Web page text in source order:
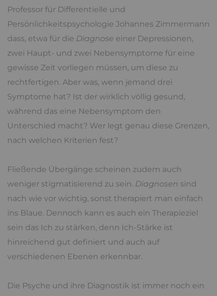
Professor für Differentielle und
Persönlichkeitspsychologie Johannes Zimmermann
dass, etwa für die Diagnose einer Depressionen,
zwei Haupt- und zwei Nebensymptome für eine
gewisse Zeit vorliegen müssen, um diese zu
rechtfertigen. Aber was, wenn jemand drei
Symptome hat? Ist der wirklich völlig gesund,
während das eine Nebensymptom den
Unterschied macht? Wer legt genau diese Grenzen,
nach welchen Kriterien fest?
Fließende Übergänge scheinen zudem auch
weniger stigmatisierend zu sein. Diagnosen sind
nach wie vor wichtig, sonst therapiert man einfach
ins Blaue. Dennoch kann es auch ein Therapieziel
sein das Ich zu stärken, denn Ich-Stärke ist
hinreichend gut definiert und auch auf
verschiedenen Ebenen erkennbar.
Die Psyche und ihre Diagnostik ist immer noch ein